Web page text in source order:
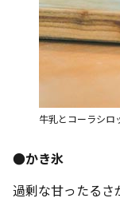
牛乳とコーラシロ
●かき氷
過剰な甘ったるさ